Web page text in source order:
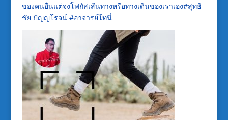
ของคนอื่นแต่จงโฟกัสเส้นทางหรือทางเดินของเราเอง#สุทธิ
ชัย ปัญญโรจน์ #อาจารย์โทนี่